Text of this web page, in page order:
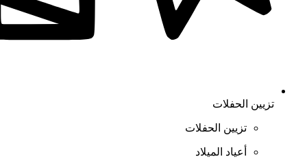
تزيين الحفلات
تزيين الحفلات
أعياد الميلاد